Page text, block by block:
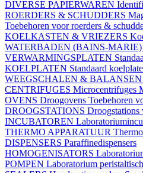
DIVERSE PAPIERWAREN
ROERDERS & SCHUDDERS
Toebehoren voor roerders &
KOELKASTEN & VRIEZERS
WATERBADEN (BAINS-MARIE)
VERWARMINGSPLATEN
KOELPLATEN Standaard
WEEGSCHALEN & BALANSEN
CENTRIFUGES Microcentrifuges
OVENS Droogovens Toebehoren
DROOGSTATIONS Droogstations
INCUBATOREN
THERMO APPARATUUR
DISPENSERS Paraffinedispensers
HOMOGENISATORS
POMPEN Laboratorium